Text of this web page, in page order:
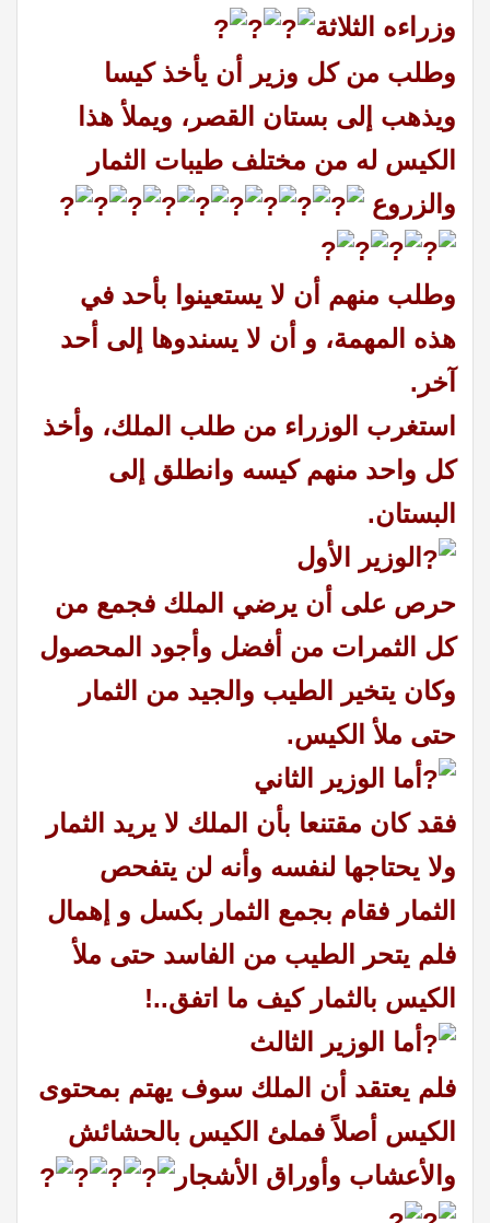
وزراءه الثلاثة
وطلب من كل وزير أن يأخذ كيسا
ويذهب إلى بستان القصر، ويملأ هذا
الكيس له من مختلف طيبات الثمار
والزروع
وطلب منهم أن لا يستعينوا بأحد في
هذه المهمة، و أن لا يسندوها إلى أحد
آخر.
استغرب الوزراء من طلب الملك، وأخذ
كل واحد منهم كيسه وانطلق إلى
البستان.
الوزير الأول
حرص على أن يرضي الملك فجمع من
كل الثمرات من أفضل وأجود المحصول
وكان يتخير الطيب والجيد من الثمار
حتى ملأ الكيس.
أما الوزير الثاني
فقد كان مقتنعا بأن الملك لا يريد الثمار
ولا يحتاجها لنفسه وأنه لن يتفحص
الثمار فقام بجمع الثمار بكسل و إهمال
فلم يتحر الطيب من الفاسد حتى ملأ
الكيس بالثمار كيف ما اتفق..!
أما الوزير الثالث
فلم يعتقد أن الملك سوف يهتم بمحتوى
الكيس أصلاً فملئ الكيس بالحشائش
والأعشاب وأوراق الأشجار